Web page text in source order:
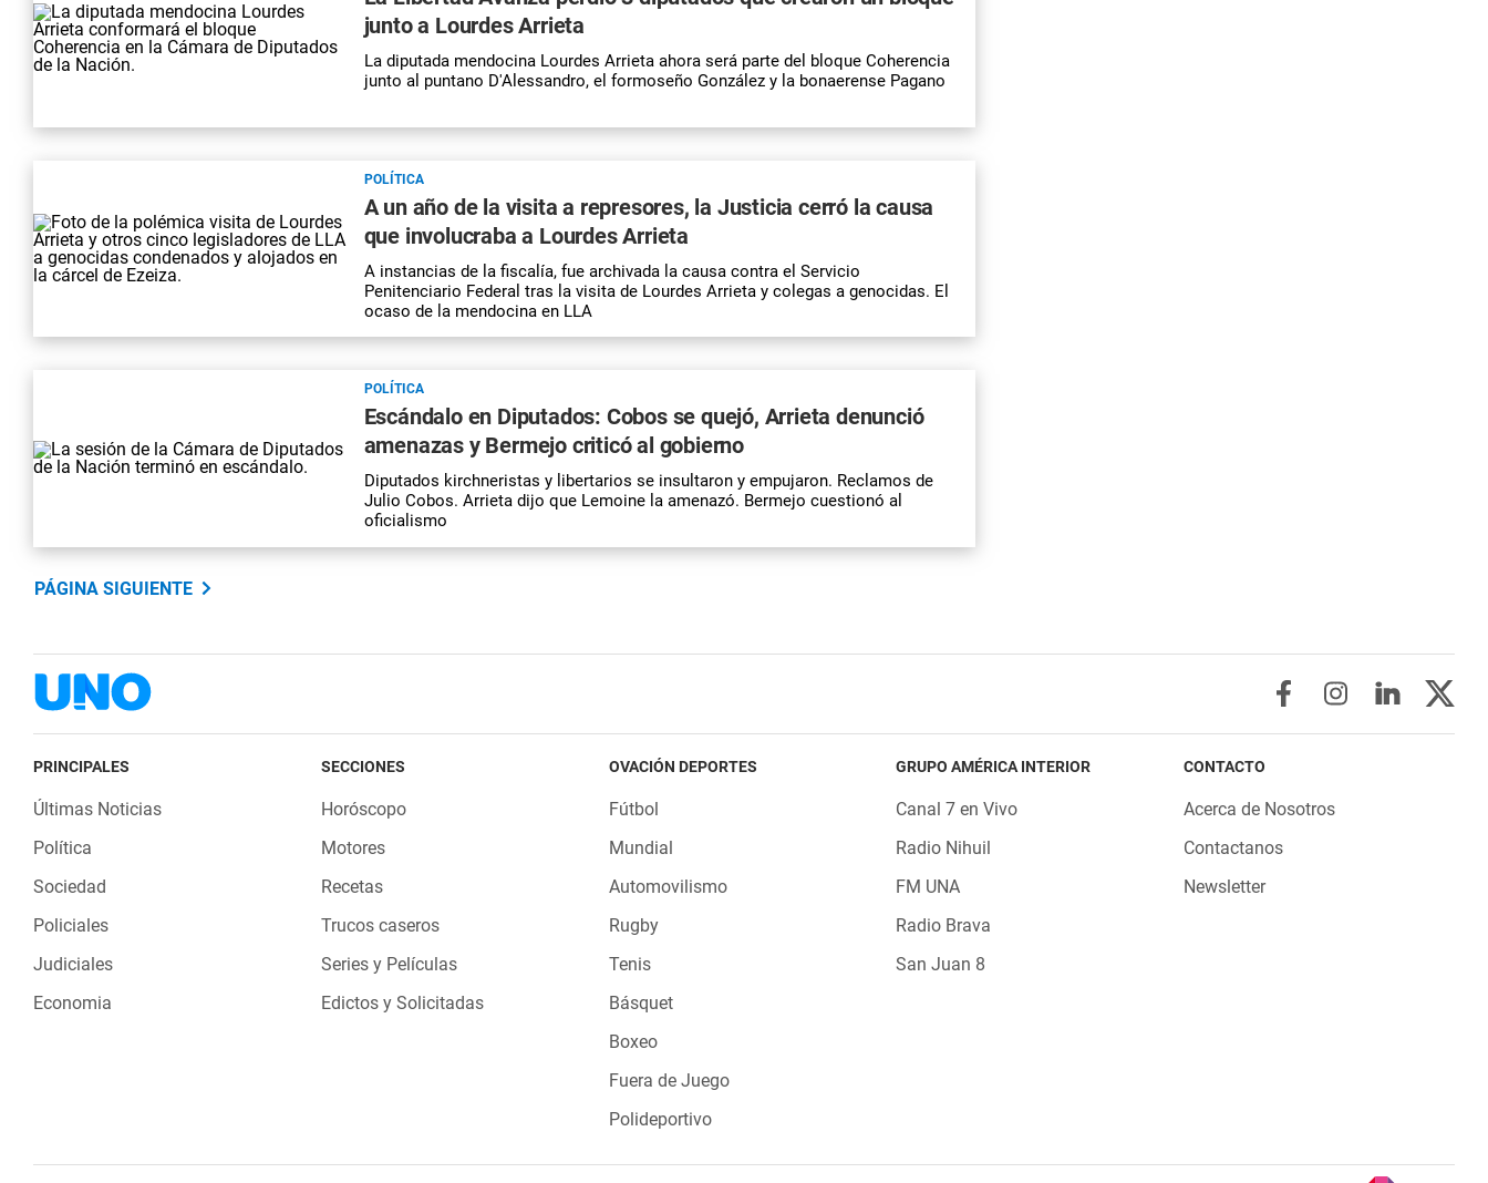
junto a Lourdes Arrieta
La diputada mendocina Lourdes Arrieta ahora será parte del bloque Coherencia
junto al puntano D'Alessandro, el formoseño González y la bonaerense Pagano
POLÍTICA
A un año de la visita a represores, la Justicia cerró la causa
que involucraba a Lourdes Arrieta
A instancias de la fiscalía, fue archivada la causa contra el Servicio
Penitenciario Federal tras la visita de Lourdes Arrieta y colegas a genocidas. El
ocaso de la mendocina en LLA
POLÍTICA
Escándalo en Diputados: Cobos se quejó, Arrieta denunció
amenazas y Bermejo criticó al gobierno
Diputados kirchneristas y libertarios se insultaron y empujaron. Reclamos de
Julio Cobos. Arrieta dijo que Lemoine la amenazó. Bermejo cuestionó al
oficialismo
PÁGINA SIGUIENTE
PRINCIPALES
Últimas Noticias
Política
Sociedad
Policiales
Judiciales
Economia
SECCIONES
Horóscopo
Motores
Recetas
Trucos caseros
Series y Películas
Edictos y Solicitadas
OVACIÓN DEPORTES
Fútbol
Mundial
Automovilismo
Rugby
Tenis
Básquet
Boxeo
Fuera de Juego
Polideportivo
GRUPO AMÉRICA INTERIOR
Canal 7 en Vivo
Radio Nihuil
FM UNA
Radio Brava
San Juan 8
CONTACTO
Acerca de Nosotros
Contactanos
Newsletter